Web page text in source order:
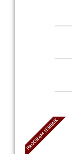
PROGRAM TERBAIK